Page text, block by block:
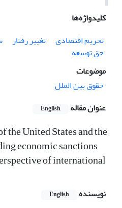
کلیدواژه‌ها
تحریم اقتصادی
تغییر رفتار
حق توسعه
موضوعات
حقوق بین الملل
عنوان مقاله
English
United States and the
economic sanctions
of international
نویسنده English